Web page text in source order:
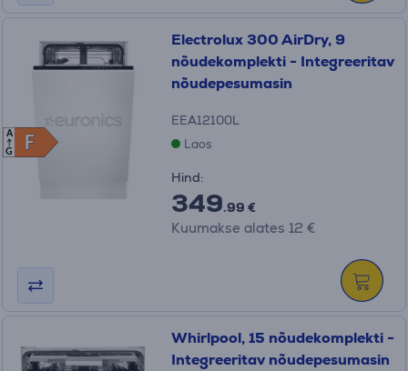
F
F
A
G
Electrolux 300 AirDry, 9
nõudekomplekti - Integreeritav
nõudepesumasin
EEA12100L
Laos
Hind:
349.99 €
Kuumakse alates 12 €
Whirlpool, 15 nõudekomplekti -
Integreeritav nõudepesumasin